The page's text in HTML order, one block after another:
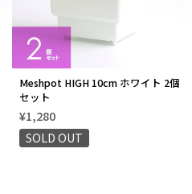
Meshpot HIGH 10cm ホワイト 2個
セット
¥1,280
SOLD OUT